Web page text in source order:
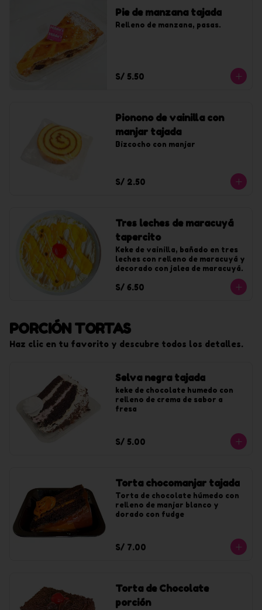
Pie de manzana tajada
Relleno de manzana, pasas.
S/ 5.50
Pionono de vainilla con
manjar tajada
Bizcocho con manjar
S/ 2.50
Tres leches de maracuyá
tapercito
Keke de vainilla, bañado en tres
leches con relleno de maracuyá y
decorado con jalea de maracuyá.
S/ 6.50
PORCIÓN TORTAS
Haz clic en tu favorito y descubre todos los detalles.
Selva negra tajada
keke de chocolate humedo con
relleno de crema de sabor a
fresa
S/ 5.00
Torta chocomanjar tajada
Torta de chocolate húmedo con
relleno de manjar blanco y
dorado con fudge
S/ 7.00
Torta de Chocolate
porción